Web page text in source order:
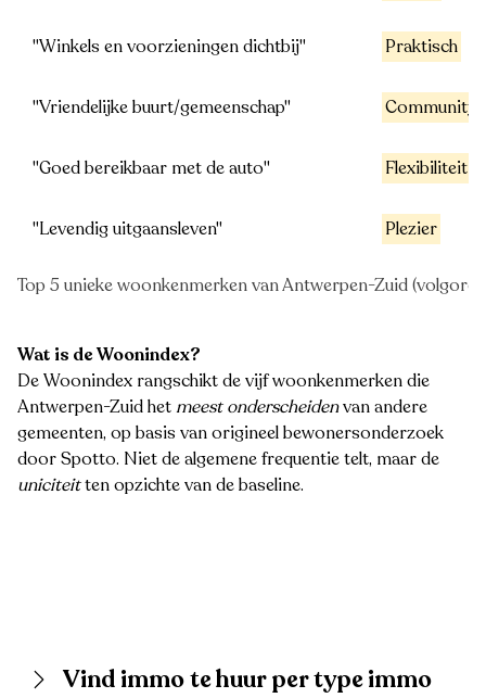
Top 5 unieke woonkenmerken van Antwerpen-Zuid
"Winkels en voorzieningen dichtbij" Praktisch
"Vriendelijke buurt/gemeenschap" Community
"Goed bereikbaar met de auto" Flexibiliteit
"Levendig uitgaansleven" Plezier
Wat is de Woonindex?
De Woonindex rangschikt de vijf woonkenmerken die
Antwerpen-Zuid hetmeest onderscheidenvan andere
gemeenten, op basis van origineel bewonersonderzoek
door Spotto. Niet de algemene frequentie telt, maar de
uniciteitten opzichte van de baseline.
Vind immo te huur per type immo